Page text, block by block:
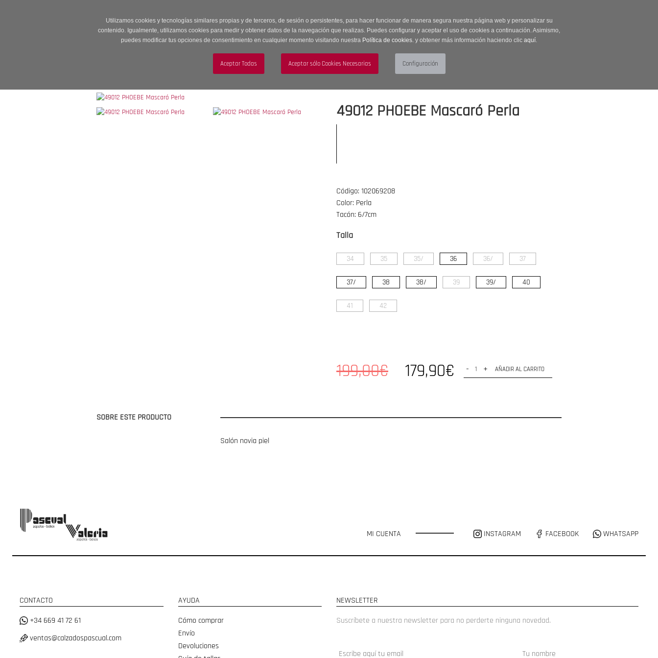
Utilizamos cookies y tecnologías similares propias y de terceros, de sesión o persistentes, para hacer funcionar de manera segura nuestra página web y personalizar su
contenido. Igualmente, utilizamos cookies para medir y obtener datos de la navegación que realizas. Puedes configurar y aceptar el uso de cookies a continuación. Asimismo,
puedes modificar tus opciones de consentimiento en cualquier momento visitando nuestra Política de cookies. y obtener más información haciendo clic aquí.
MUJER HOMBRE ACCESORIOS
49012 PHOEBE Mascaró Perla
Código: 102069208
Color: Perla
Tacón: 6/7cm
Talla
34 35 35/ 36 36/ 37
37/ 38 38/ 39 39/ 40
41 42
199,00€ 179,90€ - + AÑADIR AL CARRITO
SOBRE ESTE PRODUCTO
Salón novia piel
MI CUENTA INSTAGRAM FACEBOOK WHATSAPP
CONTACTO
+34 669 41 72 61
ventas@calzadospascual.com
AYUDA
Cómo comprar
Envío
Devoluciones
NEWSLETTER
Suscríbete a nuestra newsletter para no perderte ninguna novedad.